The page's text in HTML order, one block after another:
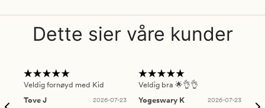
Dette sier våre kunder
Veldig fornøyd med Kid
Tove J
2026-07-23
Veldig bra 🌟👌👌
Yogeswary K
2026-07-23